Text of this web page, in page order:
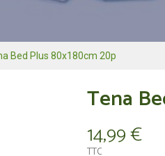
Bed Plus 80x180cm 20p
Tena
14,99 €
TTC